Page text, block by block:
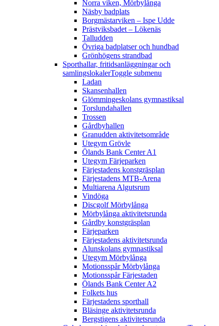
Norra viken, Mörbylånga
Näsby badplats
Borgmästarviken – Ispe Udde
Prästviksbadet – Lökenäs
Talludden
Övriga badplatser och hundbad
Grönhögens strandbad
Sporthallar, fritidsanläggningar och
samlingslokalerToggle submenu
Ladan
Skansenhallen
Glömmingeskolans gymnastiksal
Torslundahallen
Trossen
Gårdbyhallen
Granudden aktivitetsområde
Utegym Grövle
Ölands Bank Center A1
Utegym Färjeparken
Färjestadens konstgräsplan
Färjestadens MTB-Arena
Multiarena Algutsrum
Vindöga
Discgolf Mörbylånga
Mörbylånga aktivitetsrunda
Gårdby konstgräsplan
Färjeparken
Färjestadens aktivitetsrunda
Alunskolans gymnastiksal
Utegym Mörbylånga
Motionsspår Mörbylånga
Motionsspår Färjestaden
Ölands Bank Center A2
Folkets hus
Färjestadens sporthall
Bläsinge aktivitetsrunda
Bergstigens aktivitetsrunda